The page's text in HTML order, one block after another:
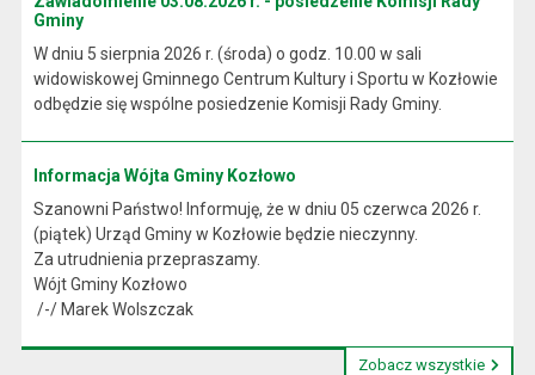
Gminy
W dniu 5 sierpnia 2026 r. (środa) o godz. 10.00 w sali
widowiskowej Gminnego Centrum Kultury i Sportu w Kozłowie
odbędzie się wspólne posiedzenie Komisji Rady Gminy.
Informacja Wójta Gminy Kozłowo
Szanowni Państwo! Informuję, że w dniu 05 czerwca 2026 r.
(piątek) Urząd Gminy w Kozłowie będzie nieczynny.
Za utrudnienia przepraszamy.
Wójt Gminy Kozłowo
/-/ Marek Wolszczak
Zobacz wszystkie